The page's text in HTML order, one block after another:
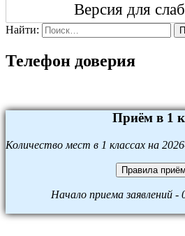
Версия для
Найти:
Телефон доверия
Приём в 1
Количество мест в 1 классах на
Правила
Начало приема заявлений -